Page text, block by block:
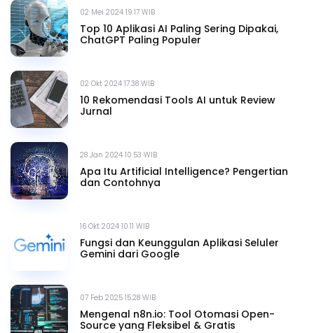
02 Mei 2024 19.17 WIB
Top 10 Aplikasi AI Paling Sering Dipakai,
ChatGPT Paling Populer
02 Okt 2024 17.38 WIB
10 Rekomendasi Tools AI untuk Review
Jurnal
28 Jan 2024 10.53 WIB
Apa Itu Artificial Intelligence? Pengertian
dan Contohnya
16 Okt 2024 10.11 WIB
Fungsi dan Keunggulan Aplikasi Seluler
Gemini dari Google
07 Feb 2025 15.28 WIB
Mengenal n8n.io: Tool Otomasi Open-
Source yang Fleksibel & Gratis